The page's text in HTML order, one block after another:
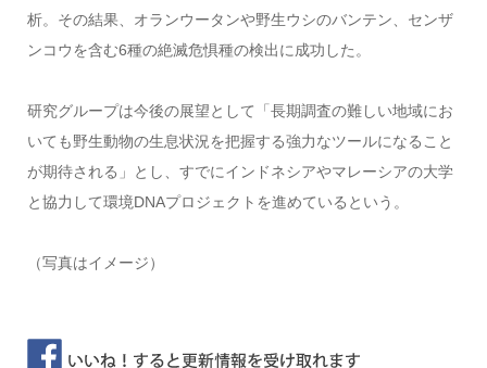
析。その結果、オランウータンや野生ウシのバンテン、センザ
ンコウを含む6種の絶滅危惧種の検出に成功した。
研究グループは今後の展望として「長期調査の難しい地域にお
いても野生動物の生息状況を把握する強力なツールになること
が期待される」とし、すでにインドネシアやマレーシアの大学
と協力して環境DNAプロジェクトを進めているという。
（写真はイメージ）